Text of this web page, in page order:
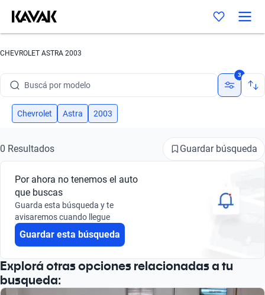
CHEVROLET ASTRA 2003
Buscá por modelo
Buscá por versión
Buscá por marca
Buscá por modelo
Buscá por versión
3
Chevrolet Astra 2003
0 Resultados Guardar búsqueda
Por ahora no tenemos el auto
que buscas
Guarda esta búsqueda y te
avisaremos cuando llegue
Guardar esta búsqueda
Explorá otras opciones relacionadas a tu
busqueda: